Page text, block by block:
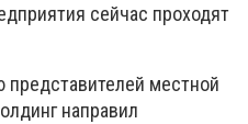
сейчас проходят
местной
направил